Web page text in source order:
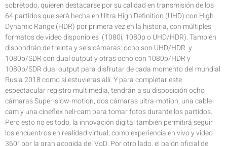
sobretodo, quieren destacarse por su calidad en transmisión de los
64 partidos que será hecha en Ultra High Definition (UHD) con High
Dynamic Range (HDR) por primera vez en la historia, con múltiples
formatos de video disponibles (1080i, 1080p o UHD/HDR). También
dispondrán de treinta y seis cámaras: ocho son UHD/HDR y
1080p/SDR con dual output y otras ocho con 1080p/HDR y
1080p/SDR dual output para disfrutar de cada momento del mundial
Rusia 2018 como si estuvieras allí. Y para completar este
espectacular registro multimedia, tendrán a su disposición ocho
cámaras Super-slow-motion, dos cámaras ultra-motion, una cable-
cam y una cineflex heli-cam para tomar fotos durante los partidos.
Pero esto no es todo, la innovación digital también permitirá seguir
los encuentros en realidad virtual, como experiencia en vivo y video